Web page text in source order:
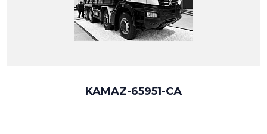
KAMAZ-65951-СА